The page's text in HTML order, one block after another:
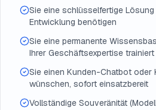
Sie eine schlüsselfertige
Entwicklung benötigen
Sie eine permanente
Ihrer Geschäftsexpertise
Sie einen Kunden-Chatbot oder
wünschen, sofort einsatzbereit
Vollständige Souveränität